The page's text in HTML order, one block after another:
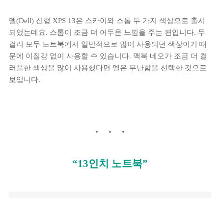
델(Dell) 신형 XPS 13은 스카이와 스톰 두 가지 색상으로 출시
되었는데요. 스톰이 조금 더 어두운 느낌을 주는 편입니다. 두
컬러 모두 노트북에서 일반적으로 많이 사용되던 색상이기 때
문에 이질감 없이 사용할 수 있습니다. 맥북 네오가 조금 더 컬
러풀한 색상을 많이 사용했다면 델은 무난함을 선택한 것으로
보입니다.
“13인치 노트북”